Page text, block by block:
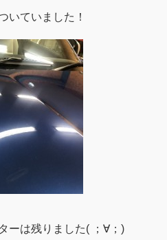
いていました！
ーは残りました( ；∀；)